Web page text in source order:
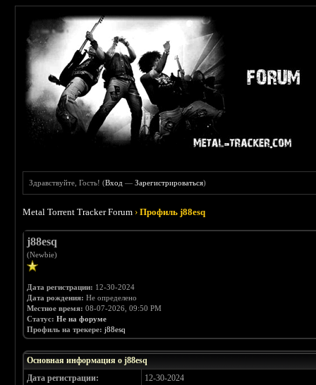
Здравствуйте, Гость! (Вход —Зарегистрироваться)
Metal Torrent Tracker Forum ›Профиль j88esq
j88esq
(Newbie)
Дата регистрации: 12-30-2024
Дата рождения: Не определено
Местное время: 08-07-2026, 09:50 PM
Статус: Не на форуме
Профиль на трекере: j88esq
Основная информация о j88esq
Дата регистрации:
12-30-2024